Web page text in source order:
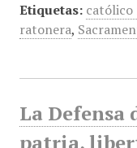
Etiquetas: católico
ratonera,
La Defensa
patria,